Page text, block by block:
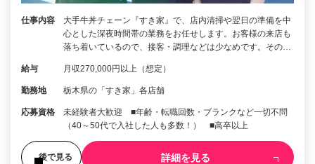
仕事内容
大手牛丼チェーン『すき家』で、店内清掃や翌日の準備を中
心とした深夜時間帯の業務をお任せします。お客様の来店も
落ち着いているので、接客・調理などは少なめです。その…
給与 月収270,000円以上（想定）
勤務地 栃木県の「すき家」各店舗
応募資格
未経験者大歓迎 ■年齢・転職回数・ブランクなど一切不問
（40～50代で入社した人も多数！） ■高卒以上
後で見る 詳細を見る